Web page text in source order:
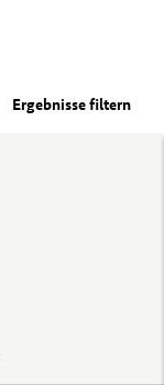
Ergebnisse filtern